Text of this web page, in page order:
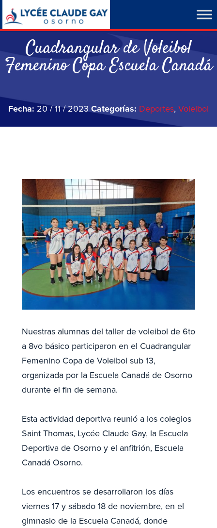
Cuadrangular de Voleibol
Femenino Copa Escuela Canadá
Fecha: 20 / 11 / 2023Categorías: Deportes, Voleibol
Nuestras alumnas del taller de voleibol de 6to
a 8vo básico participaron en el Cuadrangular
Femenino Copa de Voleibol sub 13,
organizada por la Escuela Canadá de Osorno
durante el fin de semana.
Esta actividad deportiva reunió a los colegios
Saint Thomas, Lycée Claude Gay, la Escuela
Deportiva de Osorno y el anfitrión, Escuela
Canadá Osorno.
Los encuentros se desarrollaron los días
viernes 17 y sábado 18 de noviembre, en el
gimnasio de la Escuela Canadá, donde